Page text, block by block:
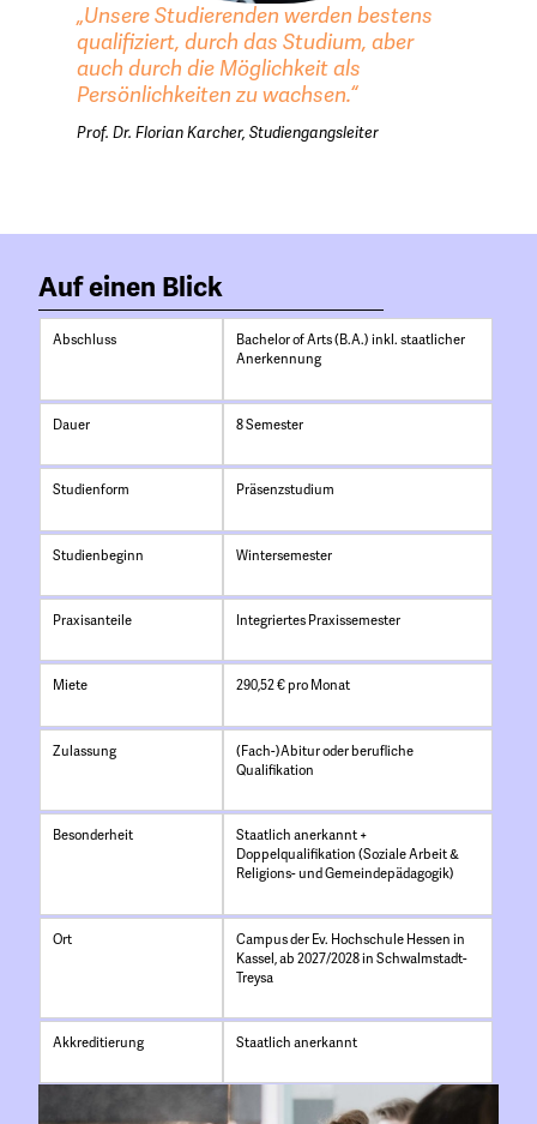
„Unsere Studierenden werden bestens
qualifiziert, durch das Studium, aber
auch durch die Möglichkeit als
Persönlichkeiten zu wachsen.“
Prof. Dr. Florian Karcher, Studiengangsleiter
Auf einen Blick
Abschluss
Bachelor of Arts (B.A.) inkl. staatlicher
Anerkennung
Dauer 8 Semester
Studienform Präsenzstudium
Studienbeginn Wintersemester
Praxisanteile Integriertes Praxissemester
Miete 290,52 € pro Monat
Zulassung
(Fach-)Abitur oder berufliche
Qualifikation
Besonderheit
Staatlich anerkannt +
Doppelqualifikation (Soziale Arbeit &
Religions- und Gemeindepädagogik)
Ort
Campus der Ev. Hochschule Hessen in
Kassel, ab 2027/2028 in Schwalmstadt-
Treysa
Akkreditierung Staatlich anerkannt